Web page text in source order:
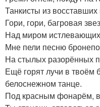
Танкисты из восставших
Гори, гори, багровая
Над миром истлевающих
Мне пели песню
На стылых разорённых
Ещё горят лучи в твоём
белоснежном танце.
Под красным фонарём,